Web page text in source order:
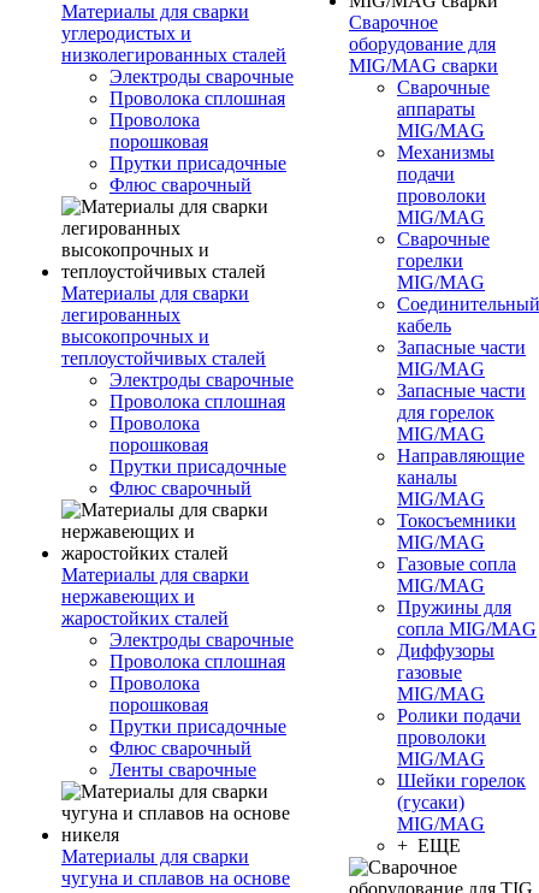
Материалы для сварки
углеродистых и
низколегированных сталей
Электроды сварочные
Проволока сплошная
Проволока
порошковая
Прутки присадочные
Флюс сварочный
Материалы для сварки
легированных
высокопрочных и
теплоустойчивых сталей
Электроды сварочные
Проволока сплошная
Проволока
порошковая
Прутки присадочные
Флюс сварочный
Материалы для сварки
нержавеющих и
жаростойких сталей
Электроды сварочные
Проволока сплошная
Проволока
порошковая
Прутки присадочные
Флюс сварочный
Ленты сварочные
Материалы для сварки
чугуна и сплавов на основе
Сварочное
оборудование для
MIG/MAG сварки
Сварочные
аппараты
MIG/MAG
Механизмы
подачи
проволоки
MIG/MAG
Сварочные
горелки
MIG/MAG
Соединительный
кабель
Запасные части
MIG/MAG
Запасные части
для горелок
MIG/MAG
Направляющие
каналы
MIG/MAG
Токосъемники
MIG/MAG
Газовые сопла
MIG/MAG
Пружины для
сопла MIG/MAG
Диффузоры
газовые
MIG/MAG
Ролики подачи
проволоки
MIG/MAG
Шейки горелок
(гусаки)
MIG/MAG
+ ЕЩЕ